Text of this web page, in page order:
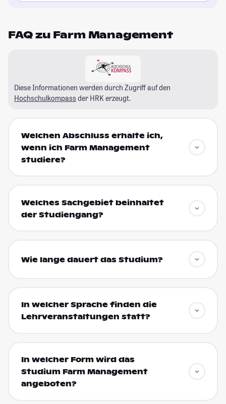
FAQ zu Farm Management
Diese Informationen werden durch Zugriff auf den
Hochschulkompass der HRK erzeugt.
Welchen Abschluss erhalte ich,
wenn ich Farm Management
studiere?
Welches Sachgebiet beinhaltet
der Studiengang?
Wie lange dauert das Studium?
In welcher Sprache finden die
Lehrveranstaltungen statt?
In welcher Form wird das
Studium Farm Management
angeboten?